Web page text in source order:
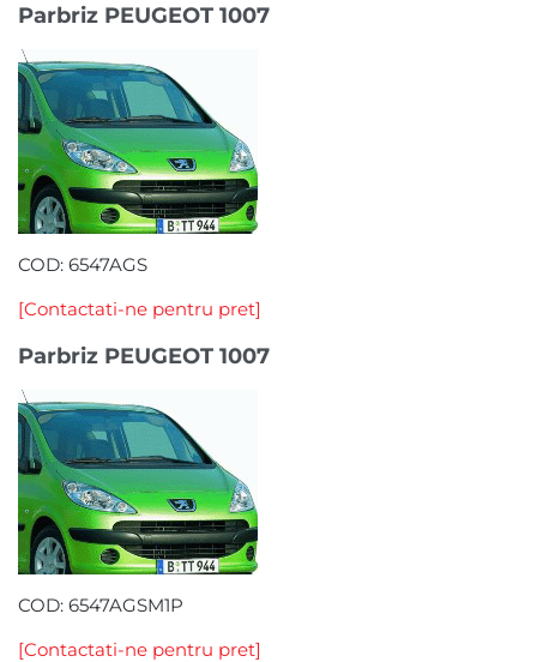
Parbriz PEUGEOT 1007
COD: 6547AGS
[Contactati-ne pentru pret]
Parbriz PEUGEOT 1007
COD: 6547AGSM1P
[Contactati-ne pentru pret]